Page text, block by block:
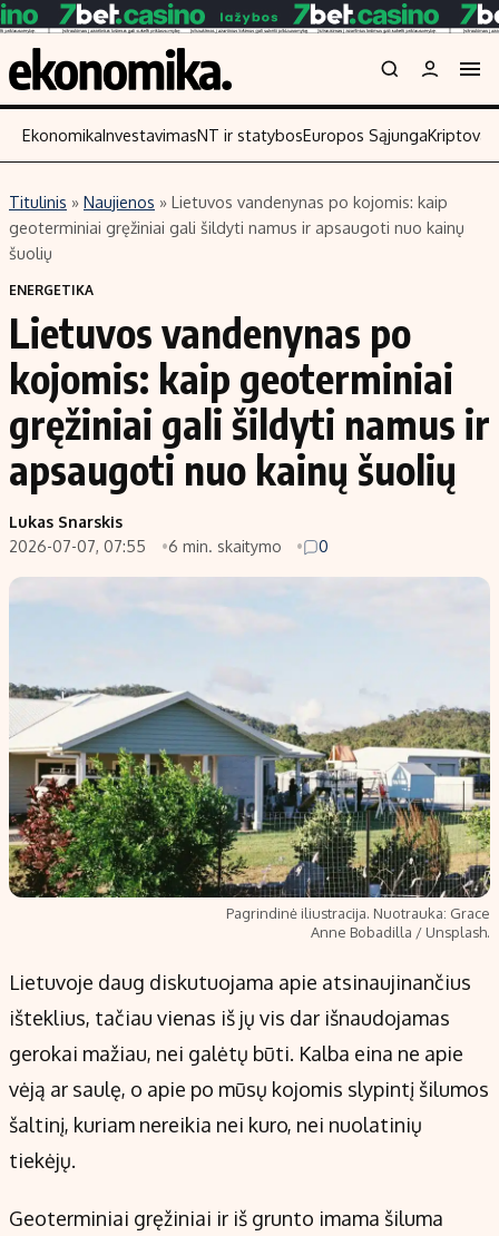
Turinys
Naujienos
Aplinka
Verslas
Energetika
Ekonomika
Politika
NT ir statybos
Skaitykite
Žemės ūkis
Technologijos
Populiarios temos
Investavimas
Kriptovaliutos
Infliacija
Migracija
Titulinis
Nedarbo išmokos skaičiuoklė
Įdomios naujienos
Redakcija
Apie mus
Redakcijos politika
Turinio žymėjimo taisyklės
Kontaktai
Regionų naujienos
EkonomikaInvestavimasNT ir statybosEuropos Sąjunga
Titulinis » Naujienos » Lietuvos vandenynas po kojomis: kaip
geoterminiai gręžiniai gali šildyti namus ir apsaugoti nuo kainų
šuolių
ENERGETIKA
Lietuvos vandenynas po
kojomis: kaip geoterminiai
gręžiniai gali šildyti namus ir
apsaugoti nuo kainų šuolių
Lukas Snarskis
2026-07-07, 07:55
6 min. skaitymo 0
Pagrindinė iliustracija. Nuotrauka: Grace
Anne Bobadilla / Unsplash.
Lietuvoje daug diskutuojama apie atsinaujinančius
išteklius, tačiau vienas iš jų vis dar išnaudojamas
gerokai mažiau, nei galėtų būti. Kalba eina ne apie
vėją ar saulę, o apie po mūsų kojomis slypintį šilumos
šaltinį, kuriam nereikia nei kuro, nei nuolatinių
tiekėjų.
Geoterminiai gręžiniai ir iš grunto imama šiluma